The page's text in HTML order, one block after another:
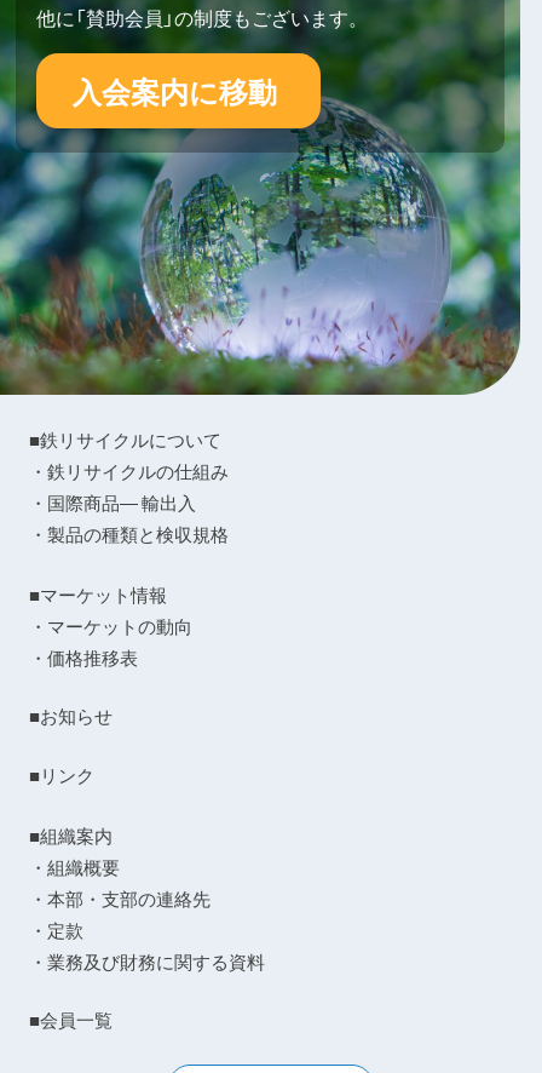
他に「賛助会員」の制度もございます。
入会案内に移動
■鉄リサイクルについて
・鉄リサイクルの仕組み
・国際商品― 輸出入
・製品の種類と検収規格
■マーケット情報
・マーケットの動向
・価格推移表
■お知らせ
■リンク
■組織案内
・組織概要
・本部・支部の連絡先
・定款
・業務及び財務に関する資料
■会員一覧